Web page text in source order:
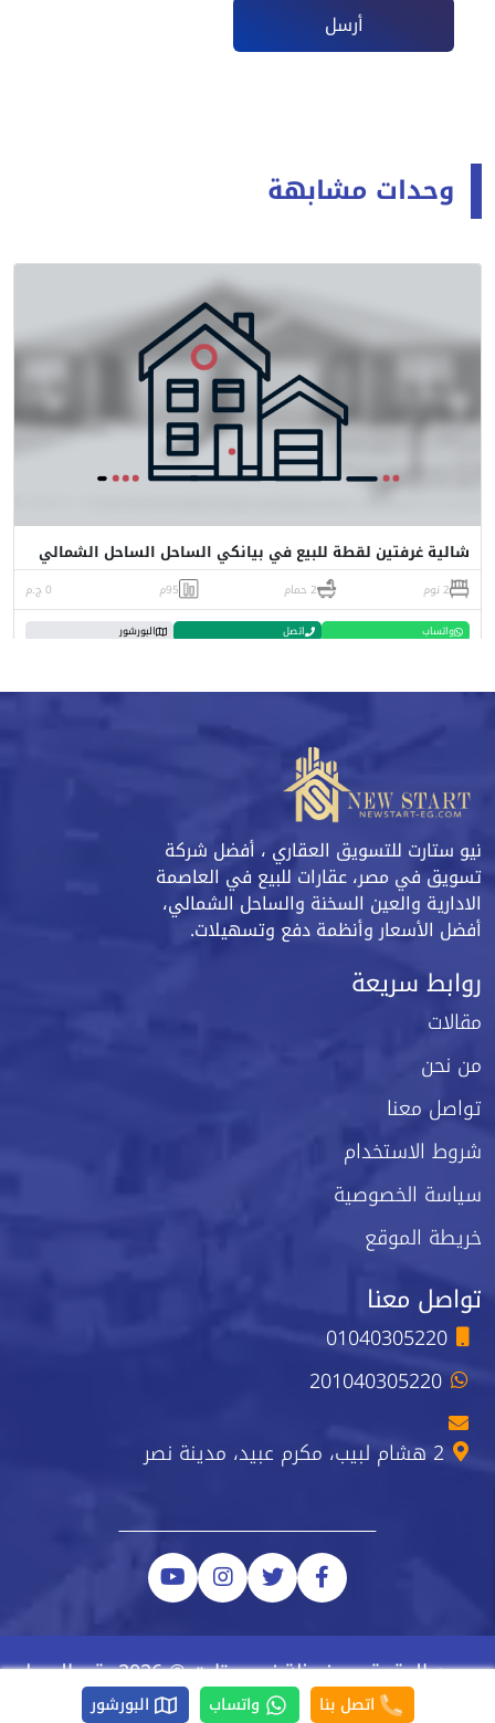
أرسل
وحدات مشابهة
شالية غرفتين لقطة للبيع في بيانكي الساحل الساحل الشمالي
2 نوم 2 حمام 95م 0 ج.م
واتساب اتصل البورشور
نيو ستارت للتسويق العقاري ، أفضل شركة
تسويق في مصر، عقارات للبيع في العاصمة
الادارية والعين السخنة والساحل الشمالي،
أفضل الأسعار وأنظمة دفع وتسهيلات.
روابط سريعة
مقالات
من نحن
تواصل معنا
شروط الاستخدام
سياسة الخصوصية
خريطة الموقع
تواصل معنا
01040305220
201040305220
2 هشام لبيب، مكرم عبيد، مدينة نصر
جميع الحقوق محفوظة نيو ستارت © 2026 رقم السجل
الضريبي 223-743-723اتصل بنا واتساب البورشور